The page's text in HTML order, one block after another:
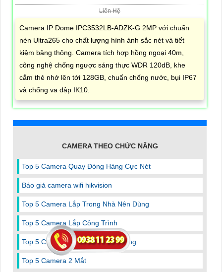
Liên Hệ
Camera IP Dome IPC3532LB-ADZK-G 2MP với chuẩn
nén Ultra265 cho chất lượng hình ảnh sắc nét và tiết
kiệm băng thông. Camera tích hợp hồng ngoại 40m,
công nghệ chống ngược sáng thực WDR 120dB, khe
cắm thẻ nhớ lên tới 128GB, chuẩn chống nước, bụi IP67
và chống va đập IK10.
CAMERA THEO CHỨC NĂNG
Top 5 Camera Quay Đóng Hàng Cực Nét
Báo giá camera wifi hikvision
Top 5 Camera Lắp Trong Nhà Nên Dùng
Top 5 Camera Lắp Công Trình
Top 5 Cmaera Ghi Âm Rõ Nên Dùng
Top 5 Camera 2 Mắt